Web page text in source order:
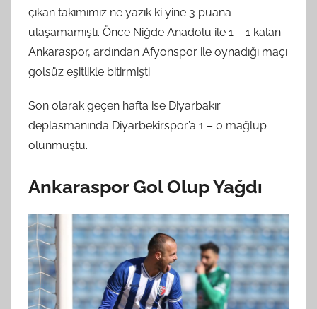
çıkan takımımız ne yazık ki yine 3 puana
ulaşamamıştı. Önce Niğde Anadolu ile 1 – 1 kalan
Ankaraspor, ardından Afyonspor ile oynadığı maçı
golsüz eşitlikle bitirmişti.
Son olarak geçen hafta ise Diyarbakır
deplasmanında Diyarbekirspor’a 1 – 0 mağlup
olunmuştu.
Ankaraspor Gol Olup Yağdı